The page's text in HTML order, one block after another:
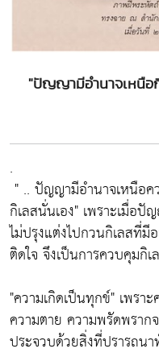
"ปัญญามีอำนาจเหนือ
.
" .. ปัญญามีอำนาจเหนือค
กิเลสนั่นเอง" เพราะเมื่อปั
ไม่ปรุงแต่งไปกวนกิเลสที่มี
ติดใจ จึงเป็นการควบคุมกิ
"ความเกิดเป็นทุกข์" เพรา
ความตาย ความพรัดพราก
ประจวบด้วยสิ่งที่ปรารถนา